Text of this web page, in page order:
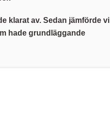
klarat av. Sedan jämförde vi
hade grundläggande